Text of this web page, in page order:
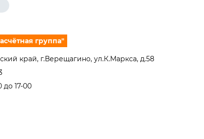
группа"
край, г.Верещагино, ул.К.Маркса, д.58
17-00